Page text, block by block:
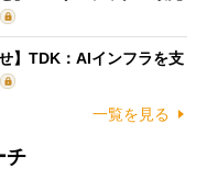
】TDK：AIインフラを支
一覧を見る
チ